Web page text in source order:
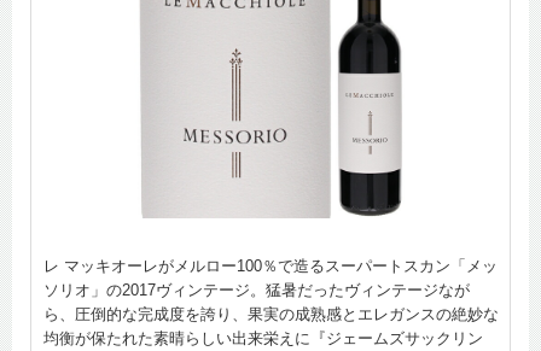
レ マッキオーレがメルロー100％で造るスーパートスカン「メッ
ソリオ」の2017ヴィンテージ。猛暑だったヴィンテージなが
ら、圧倒的な完成度を誇り、果実の成熟感とエレガンスの絶妙な
均衡が保たれた素晴らしい出来栄えに『ジェームズサックリン